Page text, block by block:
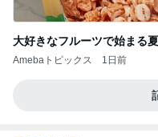
大好きなフルーツで始まる
Amebaトピックス 1日前